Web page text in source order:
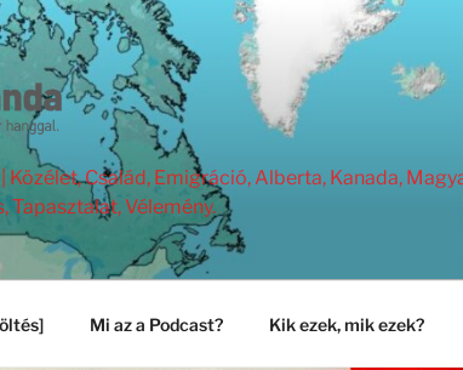
Közélet, Család, Emigráció, Alberta, Kanada,
Tapasztalat, Vélemény.
Mi az a Podcast? Kik ezek, mik ezek?